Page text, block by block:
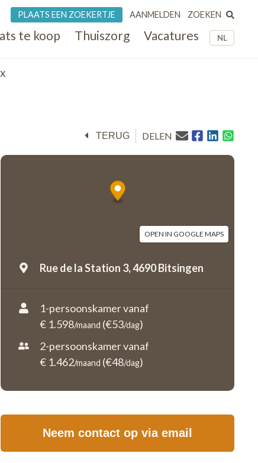
NL
te koop Thuiszorg Vacatures
PLAATS EEN ZOEKERTJE AANMELDEN ZOEKEN
TERUG DELEN
OPEN IN GOOGLE MAPS
Rue de la Station 3,4690 Bitsingen
1-persoonskamer vanaf
€ 1.598/maand (€53/dag)
2-persoonskamer vanaf
€ 1.462/maand (€48/dag)
Neem contact op via email